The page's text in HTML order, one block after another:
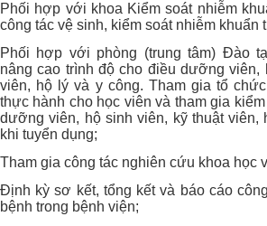
Phối hợp với khoa Kiểm soát nhiễm
công tác vệ sinh, kiểm soát nhiễm khuẩn
Phối hợp với phòng (trung tâm) Đào
nâng cao trình độ cho điều dưỡng viên,
viên, hộ lý và y công. Tham gia tổ
thực hành cho học viên và tham gia
dưỡng viên, hộ sinh viên, kỹ thuật viên,
khi tuyển dụng;
Tham gia công tác nghiên cứu khoa học
Định kỳ sơ kết, tổng kết và báo cáo
bệnh trong bệnh viện;